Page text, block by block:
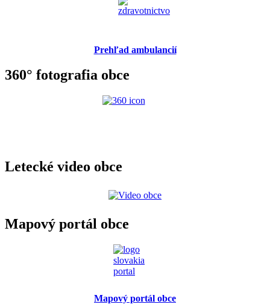
Prehľad ambulancií
360° fotografia obce
Letecké video obce
Mapový portál obce
Mapový portál obce